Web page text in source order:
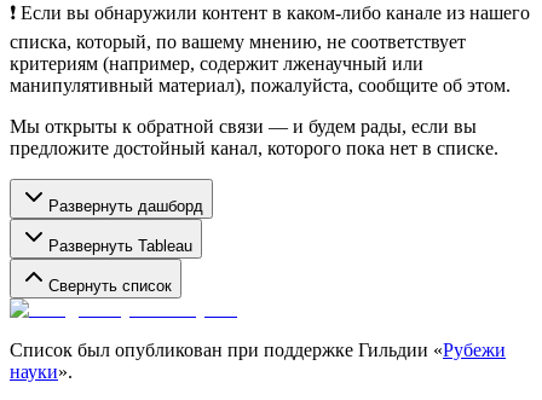
❗ Если вы обнаружили контент в каком-либо канале из нашего
списка, который, по вашему мнению, не соответствует
критериям (например, содержит лженаучный или
манипулятивный материал), пожалуйста, сообщите об этом.
Мы открыты к обратной связи — и будем рады, если вы
предложите достойный канал, которого пока нет в списке.
Развернуть дашборд
Развернуть Tableau
Свернуть список
Список был опубликован при поддержке Гильдии «Рубежи
науки».